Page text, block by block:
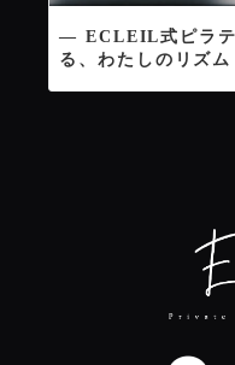
― ECLEIL式ピラテ
る、わたしのリズ